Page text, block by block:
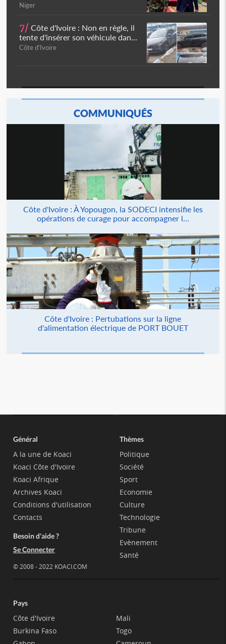
Niger
7/ Côte d'Ivoire : Non en règle, il
tente d'insérer son véhicule dan...
Côte d'Ivoire
COMMUNIQUÉS
Côte d'Ivoire : À Yopougon, la SODECI intensifie les
opérations de curage pour accompagner l...
Côte d'Ivoire : Pertubations sur la ligne
d'alimentation électrique de PORT BOUET
Général
A la une de Koaci
Koaci Côte d'Ivoire
Koaci Afrique
Archives Koaci
Conditions d'utilisation
Contacts
Besoin d'aide ?
Se Connecter
© 2008 - 2022 KOACI.COM
Thèmes
Politique
Société
Sport
Economie
Culture
Technologie
Tribune
Evènement
Santé
Pays
Côte d'Ivoire
Burkina Faso
Mali
Togo